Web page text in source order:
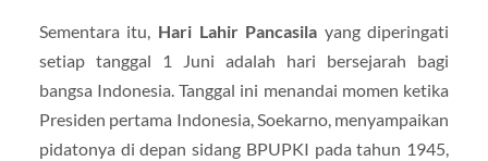
Sementara itu, Hari Lahir Pancasila yang diperingati
setiap tanggal 1 Juni adalah hari bersejarah bagi
bangsa Indonesia. Tanggal ini menandai momen ketika
Presiden pertama Indonesia, Soekarno, menyampaikan
pidatonya di depan sidang BPUPKI pada tahun 1945,